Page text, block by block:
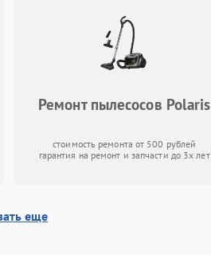
Ремонт пылесосов Polaris
стоимость ремонта от 500 рублей
гарантия на ремонт и запчасти до 3х лет
еще